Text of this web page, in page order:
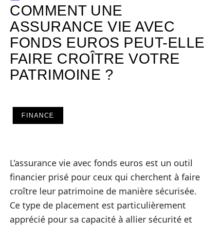
COMMENT UNE
ASSURANCE VIE AVEC
FONDS EUROS PEUT-ELLE
FAIRE CROÎTRE VOTRE
PATRIMOINE ?
FINANCE
L’assurance vie avec fonds euros est un outil
financier prisé pour ceux qui cherchent à faire
croître leur patrimoine de manière sécurisée.
Ce type de placement est particulièrement
apprécié pour sa capacité à allier sécurité et